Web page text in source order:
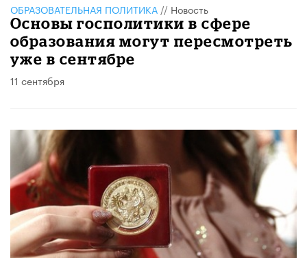
ОБРАЗОВАТЕЛЬНАЯ ПОЛИТИКА // Новость
Основы госполитики в сфере
образования могут пересмотреть
уже в сентябре
11 сентября